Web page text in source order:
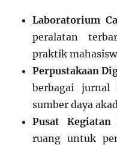
Laboratorium
peralatan
praktik
Perpustakaan
berbagai
sumber daya
Pusat Kegiatan
ruang untuk